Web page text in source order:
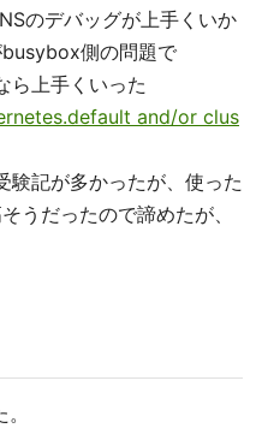
のデバッグが上手くいか
側の問題で
ら上手くいった
and/or clus
験記が多かったが、使った
うだったので諦めたが、